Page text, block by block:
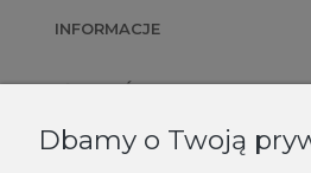
INFORMACJE
PŁATNOŚCI I DOSTAWA
KONTAKT
Dbamy o Twoją